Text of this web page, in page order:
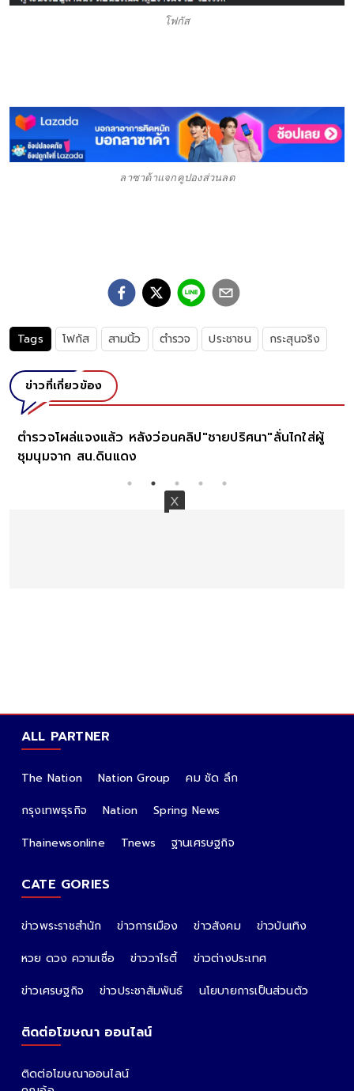
โฟกัส
ลาซาด้าแจกคูปองส่วนลด
Tags โฟกัส สามนิ้ว ตำรวจ ประชาชน กระสุนจริง
ข่าวที่เกี่ยวข้อง
ALL PARTNER
The Nation Nation Group
คม ชัด ลึก
กรุงเทพธุรกิจ
Nation
Spring News
Thainewsonline
Tnews
CATE GORIES